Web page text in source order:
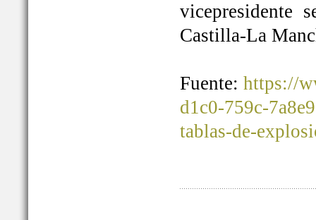
vicepresidente
Castilla-La
Fuente: https://
d1c0-759c-
tablas-de-